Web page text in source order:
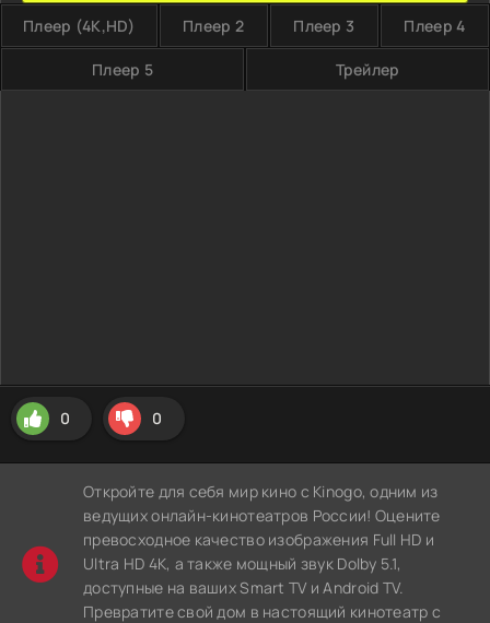
Плеер (4K,HD) Плеер 2 Плеер 3 Плеер 4
Плеер 5 Трейлер
0 0
Откройте для себя мир кино с Kinogo, одним из
ведущих онлайн-кинотеатров России! Оцените
превосходное качество изображения Full HD и
Ultra HD 4K, а также мощный звук Dolby 5.1,
доступные на ваших Smart TV и Android TV.
Превратите свой дом в настоящий кинотеатр с